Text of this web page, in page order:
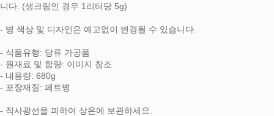
니다. (생크림인 경우 1리터당 5g)
- 병 색상 및 디자인은 예고없이 변경될 수 있습니다.
- 식품유형: 당류 가공품
- 원재료 및 함량: 이미지 참조
- 내용량: 680g
- 포장재질: 페트병
- 직사광선을 피하여 상온에 보관하세요.